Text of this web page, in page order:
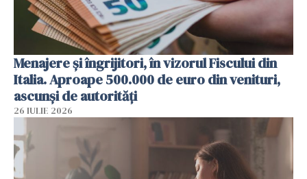
Menajere și îngrijitori, în vizorul Fiscului din
Italia. Aproape 500.000 de euro din venituri,
ascunși de autorități
26 IULIE 2026